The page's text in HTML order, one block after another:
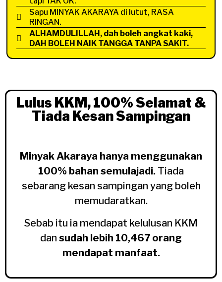
Sapu MINYAK AKARAYA di lutut, RASA
RINGAN.
ALHAMDULILLAH, dah boleh angkat kaki,
DAH BOLEH NAIK TANGGA TANPA SAKIT.
Lulus KKM, 100% Selamat &
Tiada Kesan Sampingan
Minyak Akaraya hanya menggunakan
100% bahan semulajadi. Tiada
sebarang kesan sampingan yang boleh
memudaratkan.
Sebab itu ia mendapat kelulusan KKM
dan sudah lebih 10,467 orang
mendapat manfaat.